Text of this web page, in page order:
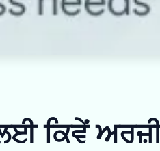
ਕਿਵੇਂ